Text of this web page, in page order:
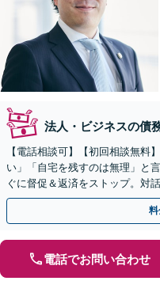
法人・ビジネスの債
【電話相談可】【初回相談無料
い」「自宅を残すのは無理」と
ぐに督促＆返済をストップ。対
ます。法人破産も実績多数【完
料
電話でお問い合わせ